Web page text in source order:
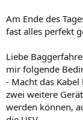
Am Ende des
fast alles perfekt
Liebe
mir folgende
- Macht das
zwei weitere
werden können,